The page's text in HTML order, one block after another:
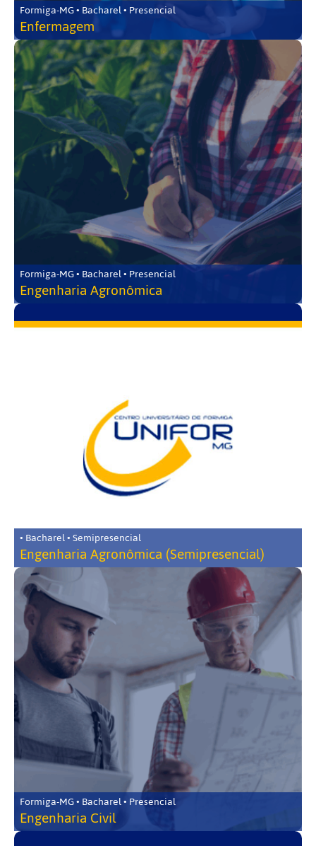
Formiga-MG • Bacharel • Presencial
Enfermagem
Formiga-MG • Bacharel • Presencial
Engenharia Agronômica
• Bacharel • Semipresencial
Engenharia Agronômica (Semipresencial)
Formiga-MG • Bacharel • Presencial
Engenharia Civil